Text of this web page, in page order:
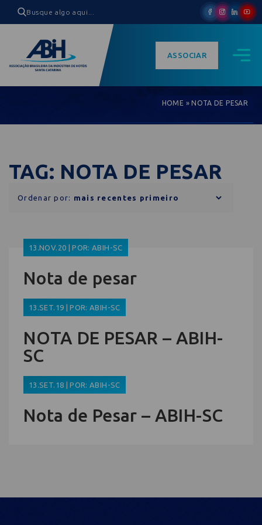
ASSOCIAR
HOME »NOTA DE PESAR
TAG: NOTA DE PESAR
Ordenar por:
13.NOV.20 | POR: ABIH-SC
Nota de pesar
13.SET.19 | POR: ABIH-SC
NOTA DE PESAR – ABIH-
SC
13.SET.18 | POR: ABIH-SC
Nota de Pesar – ABIH-SC